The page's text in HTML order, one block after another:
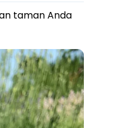
taman Anda